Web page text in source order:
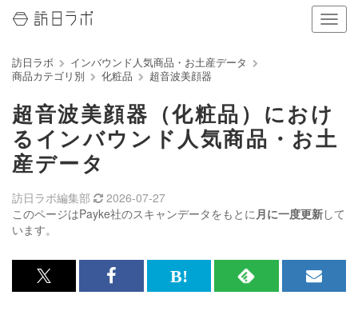
ナ
ビ
ン
の
表
り
る
訪日ラボ
インバウンド人気商品・お土産データ
商品カテゴリ別
化粧品 超音波美顔器
超音波美顔器（化粧品）におけ
るインバウンド人気商品・お土
産データ
このページはPayke社のスキャンデータをもとに月に一度更新して
います。
訪日ラボ編集部 2026-07-27
x<br>
Facebook<br>
は
RSS
メ